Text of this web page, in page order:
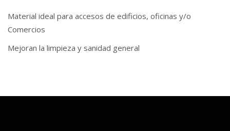
Material ideal para accesos de edificios, oficinas y/o
Comercios
Mejoran la limpieza y sanidad general